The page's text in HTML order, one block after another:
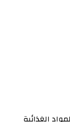
الغذائية